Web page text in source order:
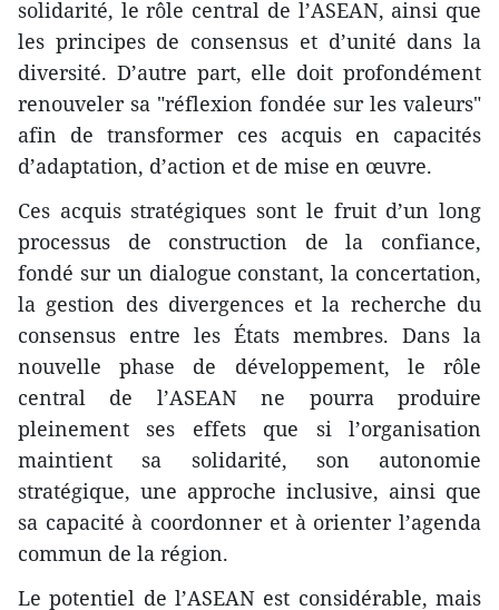
solidarité, le rôle central de l’ASEAN, ainsi que
les principes de consensus et d’unité dans la
diversité. D’autre part, elle doit profondément
renouveler sa "réflexion fondée sur les valeurs"
afin de transformer ces acquis en capacités
d’adaptation, d’action et de mise en œuvre.
Ces acquis stratégiques sont le fruit d’un long
processus de construction de la confiance,
fondé sur un dialogue constant, la concertation,
la gestion des divergences et la recherche du
consensus entre les États membres. Dans la
nouvelle phase de développement, le rôle
central de l’ASEAN ne pourra produire
pleinement ses effets que si l’organisation
maintient sa solidarité, son autonomie
stratégique, une approche inclusive, ainsi que
sa capacité à coordonner et à orienter l’agenda
commun de la région.
Le potentiel de l’ASEAN est considérable, mais